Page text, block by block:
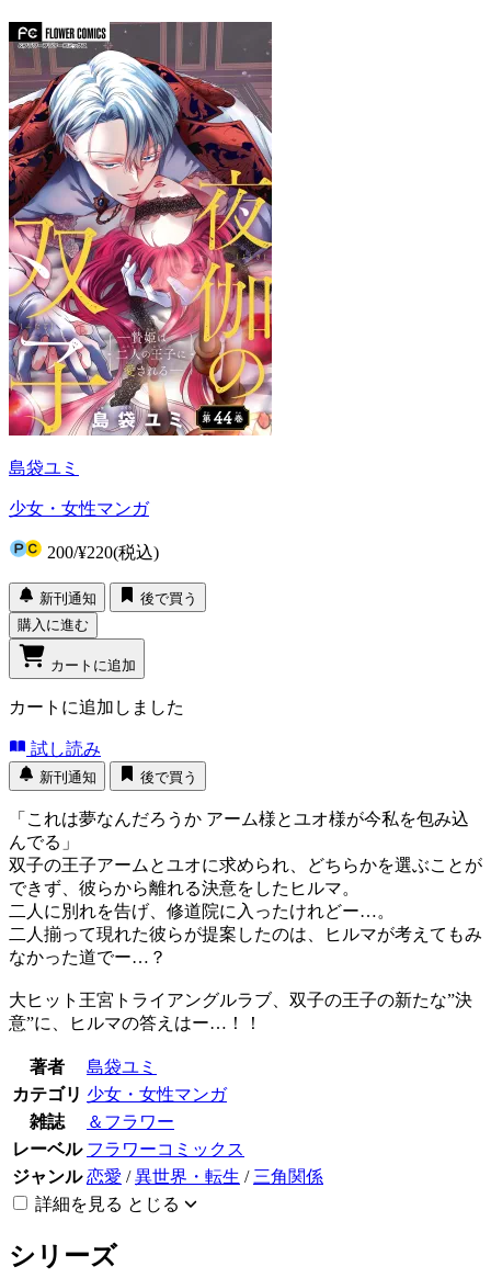
島袋ユミ
少女・女性マンガ
200/¥220(税込)
新刊通知
後で買う
購入に進む
カートに追加
カートに追加しました
試し読み
新刊通知 後で買う
「これは夢なんだろうか アーム様とユオ様が今私を包み込
んでる」
双子の王子アームとユオに求められ、どちらかを選ぶことが
できず、彼らから離れる決意をしたヒルマ。
二人に別れを告げ、修道院に入ったけれどー…。
二人揃って現れた彼らが提案したのは、ヒルマが考えてもみ
なかった道でー…？
大ヒット王宮トライアングルラブ、双子の王子の新たな”決
意”に、ヒルマの答えはー…！！
著者
島袋ユミ
カテゴリ 少女・女性マンガ
雑誌
＆フラワー
レーベル フラワーコミックス
ジャンル 恋愛 /異世界・転生 / 三角関係
詳細を見る とじる
シリーズ